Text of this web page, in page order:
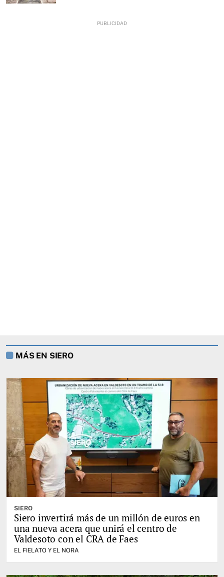
MÁS EN SIERO
SIERO
Siero invertirá más de un millón de euros en
una nueva acera que unirá el centro de
Valdesoto con el CRA de Faes
EL FIELATO Y EL NORA